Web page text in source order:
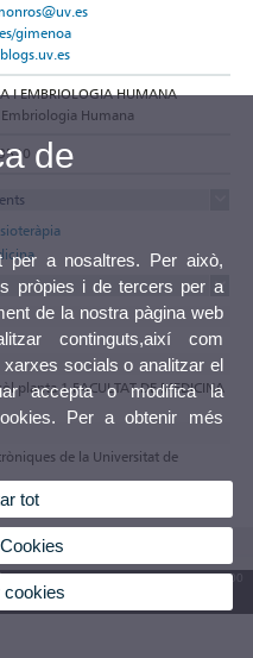
gimenoa
I EMBRIOLOGIA HUMANA
Humana
planta 1 FACULTAT DE MEDICINA
de la Universitat de
Espanya. Tel. UV: (+34) 963 86 41 00
de
per a nosaltres. Per això,
pròpies i de tercers per a
de la nostra pàgina web
continguts,així com
socials o analitzar el
accepta o modifica la
Per a obtenir més
tot
cookies